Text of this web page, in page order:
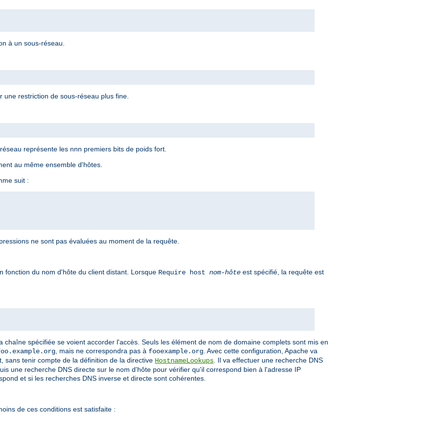
à un sous-réseau.
restriction de sous-réseau plus fine.
représente les nnn premiers bits de poids fort.
au même ensemble d'hôtes.
suit :
ne sont pas évaluées au moment de la requête.
du nom d'hôte du client distant. Lorsque Require host nom-hôte est spécifié, la requête est
spécifiée se voient accorder l'accès. Seuls les élément de nom de domaine complets sont mis en
, mais ne correspondra pas à fooexample.org. Avec cette configuration, Apache va
sans tenir compte de la définition de la directive HostnameLookups. Il va effectuer une recherche DNS
une recherche DNS directe sur le nom d'hôte pour vérifier qu'il correspond bien à l'adresse IP
et si les recherches DNS inverse et directe sont cohérentes.
de ces conditions est satisfaite :